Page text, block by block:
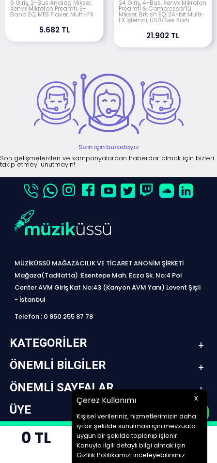
Çerez Kullanımı x
Kişisel verileriniz, hizmetlerimizin daha
iyi bir şekilde sunulması için mevzuata
uygun bir şekilde toplanıp işlenir.
Konuyla ilgili detaylı bilgi almak için
Gizlilik Politikamızı inceleyebilirsiniz.
0 TL
SEPETE EKLE
6 Giriş, 2-Bus Analog Mikser,
Xenyx Mikrofon Preamfi, 3-
Band EQ, MP3 Player, Multi-FX
5.682 TL
24 Giriş, 4-Bus, Xenyx Mikrofon
Preamfi & Compressor'lü
Mikser, British EQ, 24-bit Multi-
FX İşlemci, USB/Ses Kartı
21.902 TL
Sizin için buradayız
Son gelişmelerden ve kampanyalardan haberdar olmak için bizleri
takip etmeyi unutmayın!
MÜZİKÜSSÜ MAĞAZACILIK VE TİCARET ANONİM ŞİRKETİ
Mağaza(Tadilatta) :Esentepe Mah. Ecza Sk. No:4 Pol
Center AVM Giriş Kat No:43 (Kanyon AVM Yanı) Levent Şişli
- İstanbul
Telefon : 0 850 255 87 78
KATEGORILER
ÖNEMLI BILGILER
ÖNEMLI SAYFALAR
ÜYE
design by jetpack | www.müziküssü.com | copyright ©2022 Tüm hakları saklıdır.
E-TicaretSistemleriyle Hazırlanmıştır.